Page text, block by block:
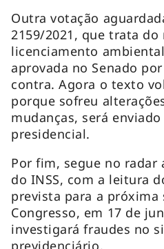
Outra votação
2159/2021, que trata
licenciamento
aprovada no Senado
contra. Agora o texto
porque sofreu
mudanças, será enviado
presidencial.
Por fim, segue no radar
do INSS, com a leitura
prevista para a próxima
Congresso, em 17 de
investigará fraudes no
previdenciário.